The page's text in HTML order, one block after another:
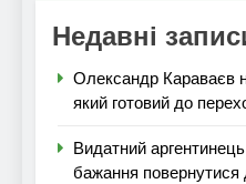
Недавні
Олександр Караваєв
який готовий до
Видатний
бажання повернутися